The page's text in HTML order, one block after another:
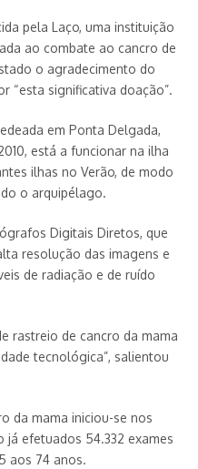
pela Laço, uma instituição
ao combate ao cancro de
o agradecimento do
“esta significativa doação”.
em Ponta Delgada,
está a funcionar na ilha
ilhas no Verão, de modo
o arquipélago.
Digitais Diretos, que
resolução das imagens e
de radiação e de ruído
rastreio de cancro da mama
tecnológica”, salientou
da mama iniciou-se nos
já efetuados 54.332 exames
aos 74 anos.